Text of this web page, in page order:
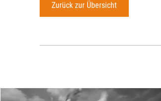
Zurück zur Übersicht